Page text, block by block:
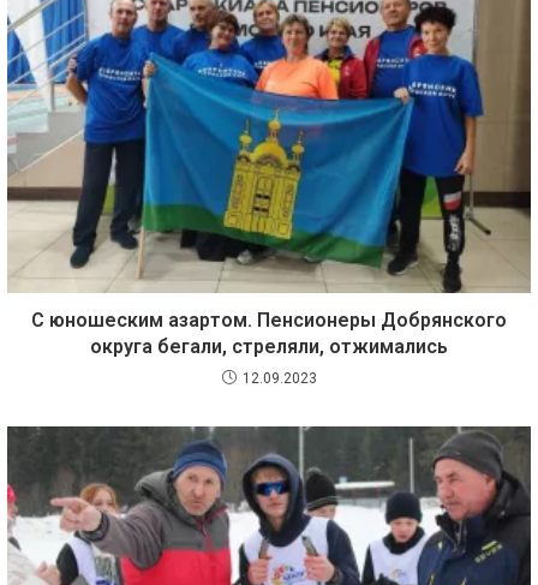
С юношеским азартом. Пенсионеры Добрянского
округа бегали, стреляли, отжимались
12.09.2023